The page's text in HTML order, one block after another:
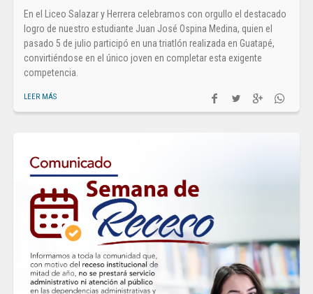
En el Liceo Salazar y Herrera celebramos con orgullo el destacado
logro de nuestro estudiante Juan José Ospina Medina, quien el
pasado 5 de julio participó en una triatlón realizada en Guatapé,
convirtiéndose en el único joven en completar esta exigente
competencia.
LEER MÁS